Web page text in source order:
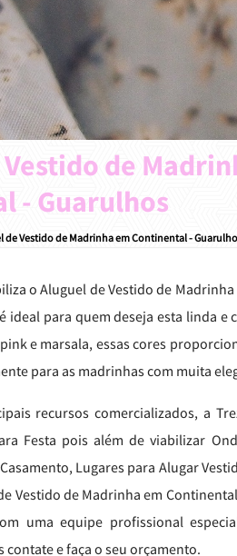
de
- Guarulhos
de Vestido de Madrinha em Continental -
o Aluguel de Vestido de
ideal para quem deseja esta linda
e marsala, essas cores
para as madrinhas com muita
recursos comercializados, a
Festa pois além de viabilizar
Lugares para Alugar
Vestido de Madrinha em
uma equipe profissional
contate e faça o seu orçamento.